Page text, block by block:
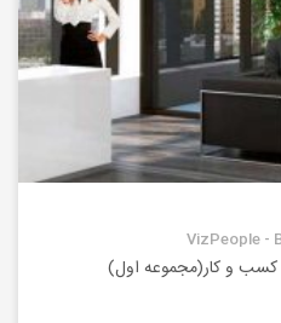
VizPeople -
کسب و کار(مجموعه اول)